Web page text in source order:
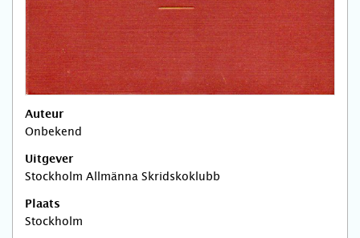
Auteur
Onbekend
Uitgever
Stockholm Allmänna Skridskoklubb
Plaats
Stockholm